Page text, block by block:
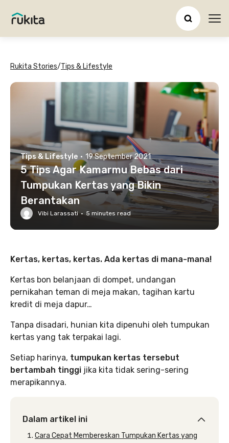
Rukita Stories/Tips & Lifestyle
Tips & Lifestyle · 19 September 2021
5 Tips Agar Kamarmu Bebas dari
Tumpukan Kertas yang Bikin
Berantakan
Vibi Larassati · 5 minutes read
Kertas, kertas, kertas. Ada kertas di mana-mana!
Kertas bon belanjaan di dompet, undangan
pernikahan teman di meja makan, tagihan kartu
kredit di meja dapur…
Tanpa disadari, hunian kita dipenuhi oleh tumpukan
kertas yang tak terpakai lagi.
Setiap harinya, tumpukan kertas tersebut
bertambah tinggi jika kita tidak sering-sering
merapikannya.
Dalam artikel ini
Cara Cepat Membereskan Tumpukan Kertas yang